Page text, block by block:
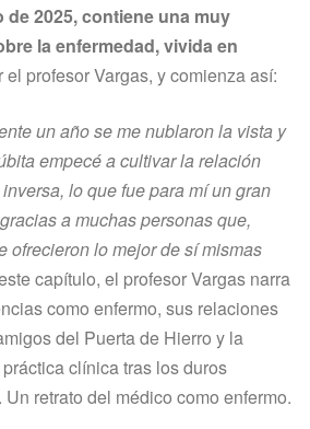
de 2025, contiene una muy
la enfermedad, vivida en
el profesor Vargas, y comienza así:
un año se me nublaron la vista y
empecé a cultivar la relación
lo que fue para mí un gran
a muchas personas que,
ofrecieron lo mejor de sí mismas
capítulo, el profesor Vargas narra
como enfermo, sus relaciones
del Puerta de Hierro y la
clínica tras los duros
retrato del médico como enfermo.